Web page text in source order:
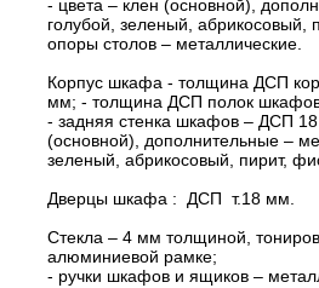
- цвета – клен (основной),
голубой, зеленый, абрикосовый,
опоры столов – металлические.
Корпус шкафа - толщина ДСП
мм; - толщина ДСП полок
- задняя стенка шкафов – ДСП
(основной), дополнительные –
зеленый, абрикосовый, пирит,
Дверцы шкафа : ДСП т.18 мм.
Стекла – 4 мм толщиной,
алюминиевой рамке;
- ручки шкафов и ящиков –